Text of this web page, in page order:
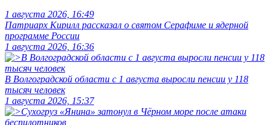
1 августа 2026, 16:49
Патриарх Кирилл рассказал о святом Серафиме и ядерной
программе России
1 августа 2026, 16:36
В Волгоградской области с 1 августа выросли пенсии у 118
тысяч человек
1 августа 2026, 15:37